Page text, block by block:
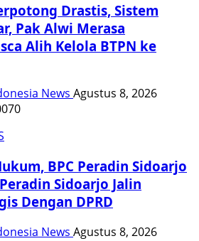
Drastis, Sistem
Pak Alwi Merasa
Alih Kelola BTPN ke
News Agustus 8, 2026
BPC Peradin Sidoarjo
Sidoarjo Jalin
Dengan DPRD
News Agustus 8, 2026